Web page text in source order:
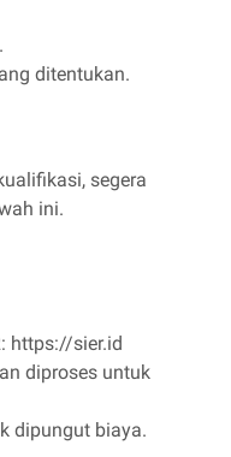
ditentukan.
segera
ini.
https://sier.id
diproses untuk
dipungut biaya.